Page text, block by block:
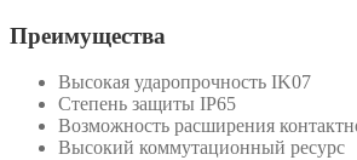
Преимущества
Высокая ударопрочность IK07
Степень защиты IP65
Возможность расширения
Высокий коммутационный ресурс